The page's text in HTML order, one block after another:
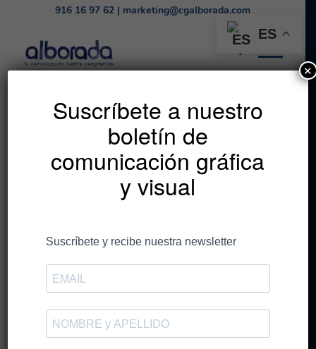
916 16 97 62| marketing@cgalborada.com
Listado de la etiqueta:
campañas gráficas
Estás en: Inicio / campañas gráficas
Entradas
ES
Suscríbete a nuestro
boletín de
comunicación gráfica
y visual
✕